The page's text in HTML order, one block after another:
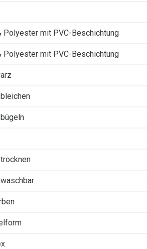
Polyester mit PVC-Beschichtung
Polyester mit PVC-Beschichtung